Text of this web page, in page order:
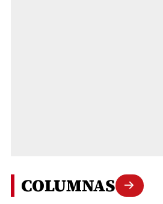
COLUMNAS